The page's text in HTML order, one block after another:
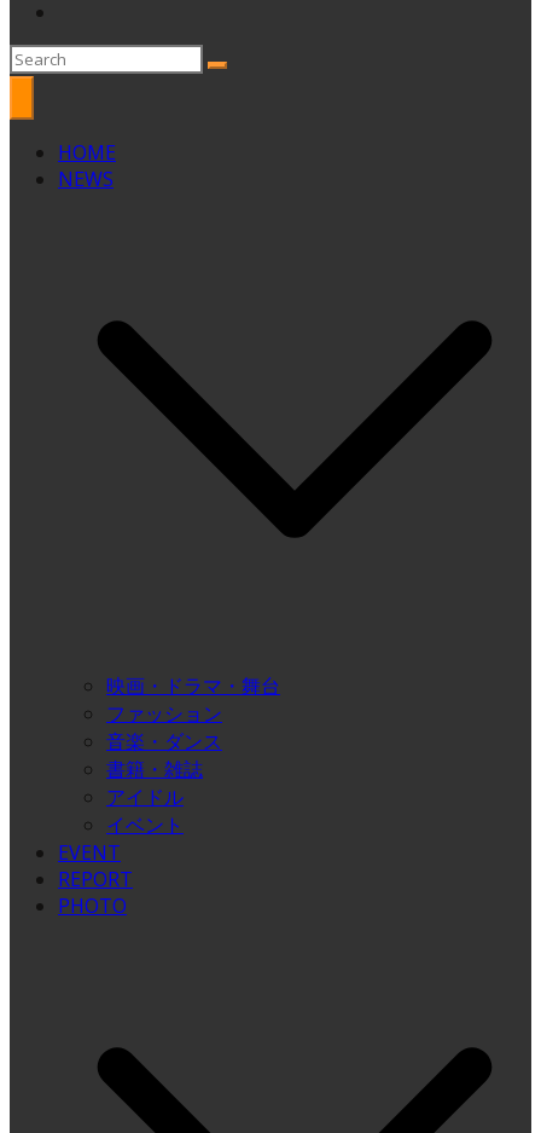
HOME
NEWS
映画・ドラマ・舞台
ファッション
音楽・ダンス
書籍・雑誌
アイドル
イベント
EVENT
REPORT
PHOTO